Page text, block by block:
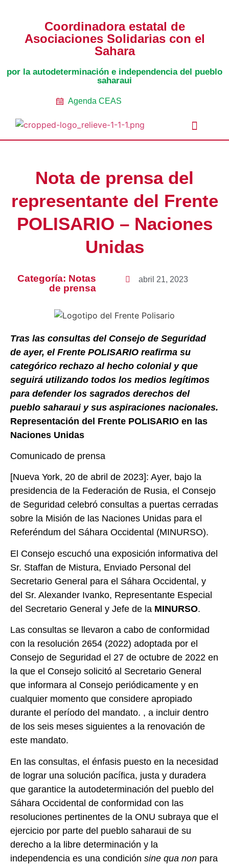
Coordinadora estatal de
Asociaciones Solidarias con el
Sahara
por la autodeterminación e independencia del pueblo
saharaui
Agenda CEAS
Nota de prensa del
representante del Frente
POLISARIO – Naciones
Unidas
Categoría: Notas
de prensa
abril 21, 2023
Tras las consultas del Consejo de Seguridad
de ayer, el Frente POLISARIO reafirma su
categórico rechazo al hecho colonial y que
seguirá utilizando todos los medios legítimos
para defender los sagrados derechos del
pueblo saharaui y sus aspiraciones nacionales.
Representación del Frente POLISARIO en las
Naciones Unidas
Comunicado de prensa
[Nueva York, 20 de abril de 2023]: Ayer, bajo la
presidencia de la Federación de Rusia, el Consejo
de Seguridad celebró consultas a puertas cerradas
sobre la Misión de las Naciones Unidas para el
Referéndum del Sáhara Occidental (MINURSO).
El Consejo escuchó una exposición informativa del
Sr. Staffan de Mistura, Enviado Personal del
Secretario General para el Sáhara Occidental, y
del Sr. Alexander Ivanko, Representante Especial
del Secretario General y Jefe de la MINURSO.
Las consultas se llevaron a cabo de conformidad
con la resolución 2654 (2022) adoptada por el
Consejo de Seguridad el 27 de octubre de 2022 en
la que el Consejo solicitó al Secretario General
que informara al Consejo periódicamente y en
cualquier momento que considere apropiado
durante el período del mandato. , a incluir dentro
de los seis meses siguientes a la renovación de
este mandato.
En las consultas, el énfasis puesto en la necesidad
de lograr una solución pacífica, justa y duradera
que garantice la autodeterminación del pueblo del
Sáhara Occidental de conformidad con las
resoluciones pertinentes de la ONU subraya que el
ejercicio por parte del pueblo saharaui de su
derecho a la libre determinación y la
independencia es una condición sine qua non para